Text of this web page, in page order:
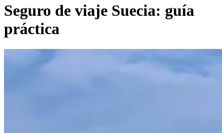
Seguro de viaje Suecia: guía
práctica